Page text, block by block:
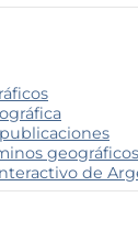
de